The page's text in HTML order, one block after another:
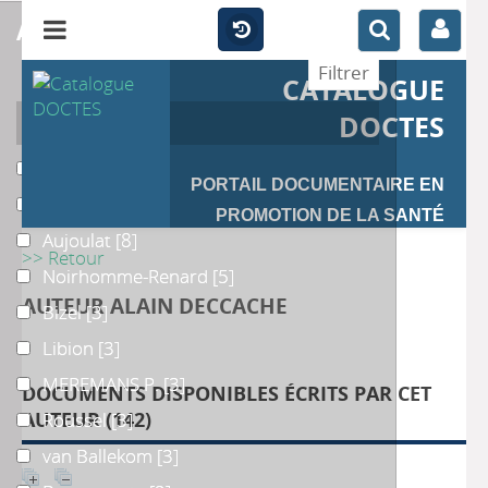
CATALOGUE
DOCTES
PORTAIL DOCUMENTAIRE EN
PROMOTION DE LA SANTÉ
>> Retour
AUTEUR ALAIN DECCACHE
DOCUMENTS DISPONIBLES ÉCRITS PAR CET
AUTEUR (142)
affiner
Auteur
Deccache
Doumont
Aujoulat
Aujoulat [8]
Noirhomme-Renard
Noirhomme-Renard [5]
BizelBizel[3]
LibionLibion [3]
MEREMANS P.
MEREMANS P.[3]
Roussel
Roussel[3]
van Ballekom
van Ballekom [3]